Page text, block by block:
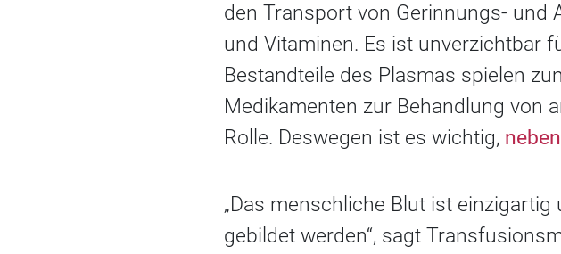
den Transport von Gerinnungs- und
und Vitaminen. Es ist unverzichtbar
Bestandteile des Plasmas spielen
Medikamenten zur Behandlung von
Rolle. Deswegen ist es wichtig,
„Das menschliche Blut ist
gebildet werden“, sagt